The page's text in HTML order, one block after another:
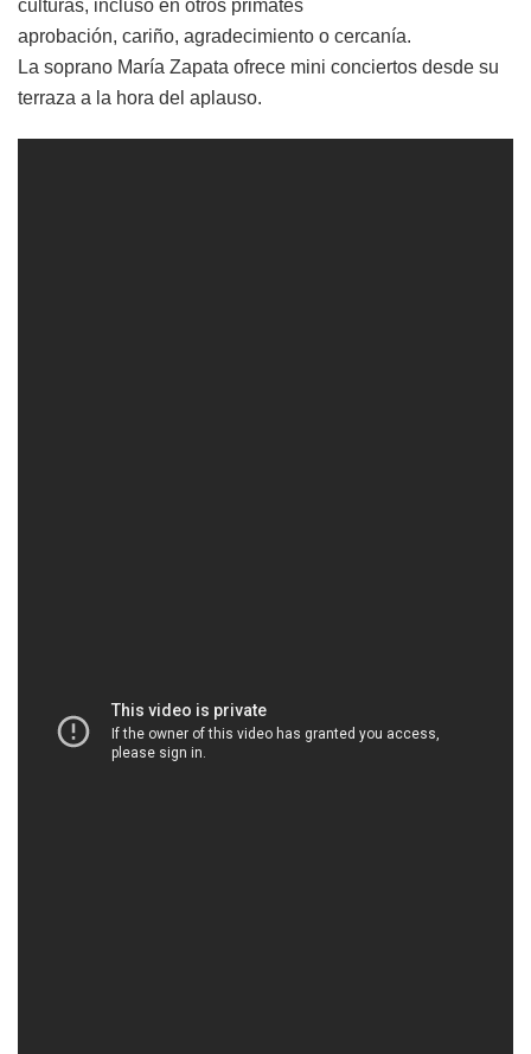
culturas, incluso en otros primates
aprobación, cariño, agradecimiento o cercanía.
La soprano María Zapata ofrece mini conciertos desde su
terraza a la hora del aplauso.